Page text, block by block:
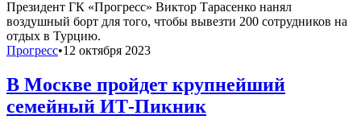
Президент ГК «Прогресс» Виктор Тарасенко нанял
воздушный борт для того, чтобы вывезти 200 сотрудников на
отдых в Турцию.
Прогресс•12 октября 2023
В Москве пройдет крупнейший
семейный ИТ-Пикник